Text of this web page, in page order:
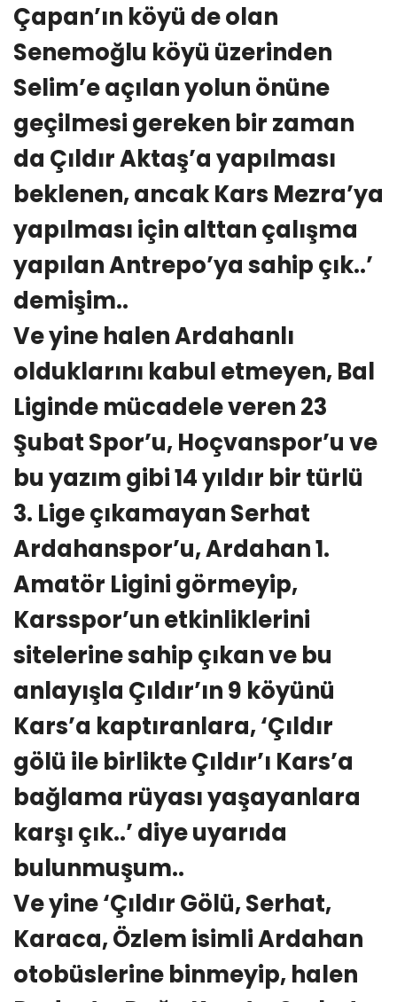
Çapan’ın köyü de olan
Senemoğlu köyü üzerinden
Selim’e açılan yolun önüne
geçilmesi gereken bir zaman
da Çıldır Aktaş’a yapılması
beklenen, ancak Kars Mezra’ya
yapılması için alttan çalışma
yapılan Antrepo’ya sahip çık..’
demişim..
Ve yine halen Ardahanlı
olduklarını kabul etmeyen, Bal
Liginde mücadele veren 23
Şubat Spor’u, Hoçvanspor’u ve
bu yazım gibi 14 yıldır bir türlü
3. Lige çıkamayan Serhat
Ardahanspor’u, Ardahan 1.
Amatör Ligini görmeyip,
Karsspor’un etkinliklerini
sitelerine sahip çıkan ve bu
anlayışla Çıldır’ın 9 köyünü
Kars’a kaptıranlara, ‘Çıldır
gölü ile birlikte Çıldır’ı Kars’a
bağlama rüyası yaşayanlara
karşı çık..’ diye uyarıda
bulunmuşum..
Ve yine ‘Çıldır Gölü, Serhat,
Karaca, Özlem isimli Ardahan
otobüslerine binmeyip, halen